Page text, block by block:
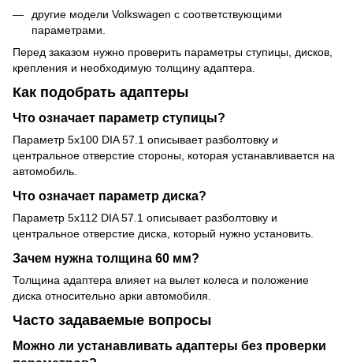
другие модели Volkswagen с соответствующими
параметрами.
Перед заказом нужно проверить параметры ступицы, дисков,
крепления и необходимую толщину адаптера.
Как подобрать адаптеры
Что означает параметр ступицы?
Параметр 5x100 DIA 57.1 описывает разболтовку и
центральное отверстие стороны, которая устанавливается на
автомобиль.
Что означает параметр диска?
Параметр 5x112 DIA 57.1 описывает разболтовку и
центральное отверстие диска, который нужно установить.
Зачем нужна толщина 60 мм?
Толщина адаптера влияет на вылет колеса и положение
диска относительно арки автомобиля.
Часто задаваемые вопросы
Можно ли устанавливать адаптеры без проверки